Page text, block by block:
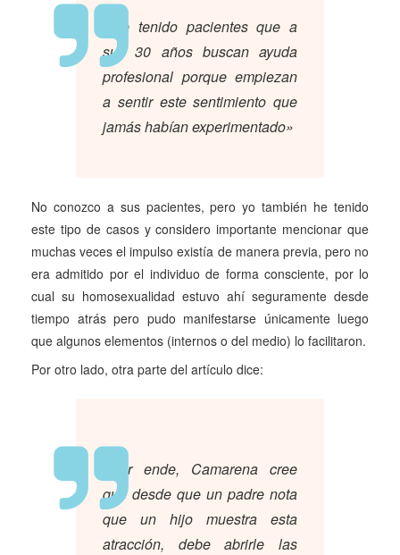
«He tenido pacientes que a
sus 30 años buscan ayuda
profesional porque empiezan
a sentir este sentimiento que
jamás habían experimentado»
No conozco a sus pacientes, pero yo también he tenido
este tipo de casos y considero importante mencionar que
muchas veces el impulso existía de manera previa, pero no
era admitido por el individuo de forma consciente, por lo
cual su homosexualidad estuvo ahí seguramente desde
tiempo atrás pero pudo manifestarse únicamente luego
que algunos elementos (internos o del medio) lo facilitaron.
Por otro lado, otra parte del artículo dice:
«Por ende, Camarena cree
que desde que un padre nota
que un hijo muestra esta
atracción, debe abrirle las